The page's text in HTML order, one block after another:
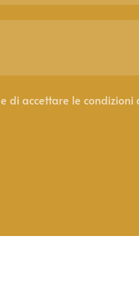
e di accettare le